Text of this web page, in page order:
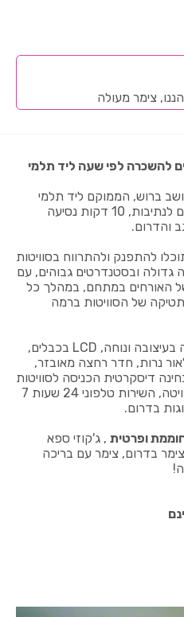
צימר מעולה
להשכרה לפי שעה ליד תלמי
ברוש, הממוקם ליד תלמי
ביל"ו, צומת בית קמה. בין אופקים לנתיבות, 10 דקות נסיעה
והדרום.
להתפנק ולהתרווח בסוויטות
גדולה ובסטנדרטים גבוהים, עם
האורחים במתחם, במהלך כל
של הסוויטות ברמה
בסוויטות יש מיטה זוגית מדהימה בעיצובה ונוחה, LCD בכבלים,
נרות, חדר רחצה מאובזר,
דיסקרטית הכניסה לסוויטות
ללא מפגש, חניה צמודה לכל סוויטה, השירות טלפוני 24 שעות 7
בדרום.
ופרטית , ג'קוזי ספא
בדרום, צימר עם בריכה